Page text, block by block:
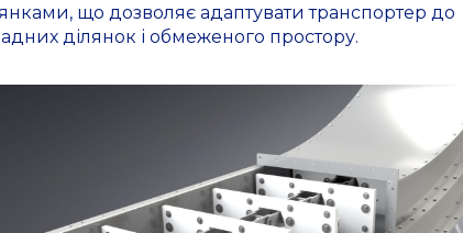
що дозволяє адаптувати транспортер до
ділянок і обмеженого простору.